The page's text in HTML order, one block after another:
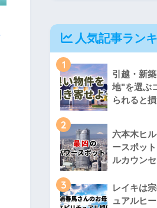
人気記事ラン
1
引越・新
地"を選ぶ
られると損
2
六本木ヒ
ースポッ
ルカウン
3
レイキは
ュアルヒ